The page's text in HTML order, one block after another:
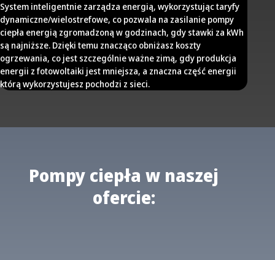
System inteligentnie zarządza energią, wykorzystując taryfy
dynamiczne/wielostrefowe, co pozwala na zasilanie pompy
ciepła energią zgromadzoną w godzinach, gdy stawki za kWh
są najniższe. Dzięki temu znacząco obniżasz koszty
ogrzewania, co jest szczególnie ważne zimą, gdy produkcja
energii z fotowoltaiki jest mniejsza, a znaczna część energii
którą wykorzystujesz pochodzi z sieci.
Pompy ciepła w naszej
ofercie: